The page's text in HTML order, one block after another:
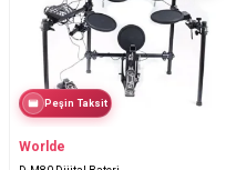
Peşin Taksit
Worlde